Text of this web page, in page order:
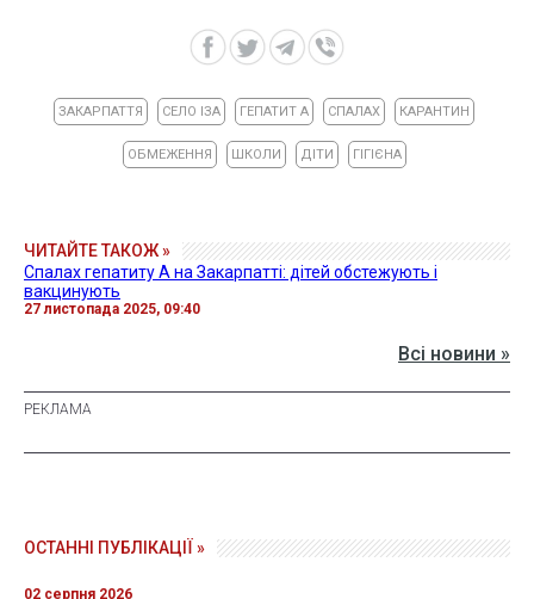
ЗАКАРПАТТЯ СЕЛО ІЗА ГЕПАТИТ А СПАЛАХ КАРАНТИН
ОБМЕЖЕННЯ ШКОЛИ ДІТИ ГІГІЄНА
ЧИТАЙТЕ ТАКОЖ »
Спалах гепатиту А на Закарпатті: дітей обстежують і
вакцинують
27 листопада 2025, 09:40
Всі новини »
ОСТАННІ ПУБЛІКАЦІЇ »
02 серпня 2026